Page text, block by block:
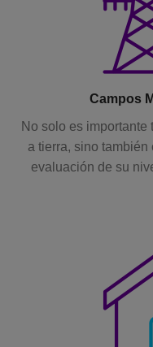
Campos
No solo es importante
a tierra, sino
evaluación de su